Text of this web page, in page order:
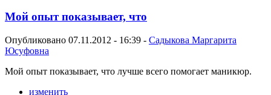
Мой опыт показывает, что
Опубликовано 07.11.2012 - 16:39 - Садыкова Маргарита
Юсуфовна
Мой опыт показывает, что лучше всего помогает маникюр.
изменить